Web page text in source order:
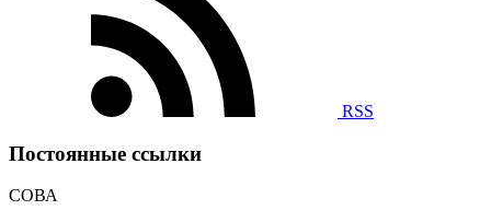
RSS
Постоянные ссылки
СОВА